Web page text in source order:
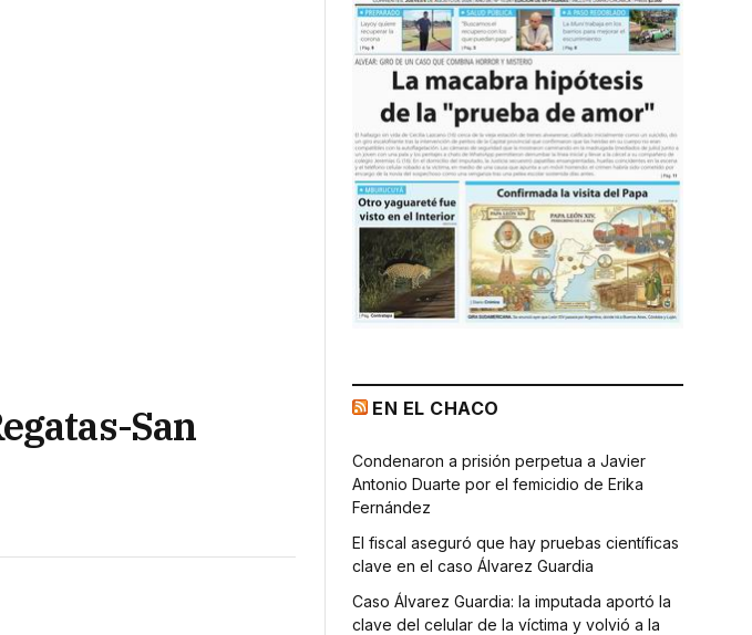
San
EN EL CHACO
Condenaron a prisión perpetua a Javier
Antonio Duarte por el femicidio de Erika
Fernández
El fiscal aseguró que hay pruebas científicas
clave en el caso Álvarez Guardia
Caso Álvarez Guardia: la imputada aportó la
clave del celular de la víctima y volvió a la